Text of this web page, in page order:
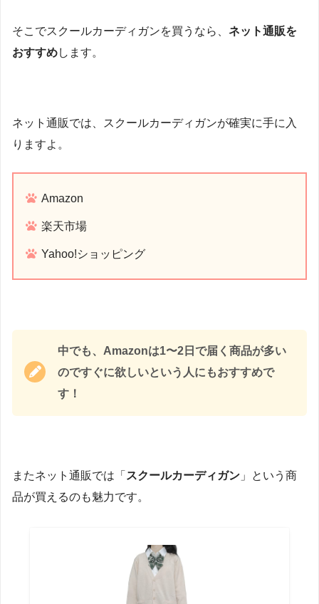
そこでスクールカーディガンを買うなら、 ネット通販を
おすすめします。
ネット通販では、スクールカーディガンが確実に手に入
りますよ。
Amazon
楽天市場
Yahoo!ショッピング
中でも、Amazonは1〜2日で届く商品が多い
のですぐに欲しいという人にもおすすめで
す！
またネット通販では「 スクールカーディガン 」という商
品が買えるのも魅力です。